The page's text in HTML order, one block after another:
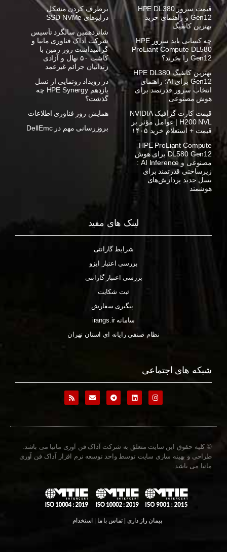
قیمت سرور HPE DL380
Gen12 و راهنمای خرید
بهترین کانفیگ
چه کسانی باید سرور HPE
ProLiant Compute DL580
Gen12 را بخرند؟
بهترین کانفیگ HPE DL380
Gen12 برای AI؛ راهنمای
انتخاب سرور قدرتمند برای
هوش مصنوعی
قیمت کارت گرافیک NVIDIA
H200 NVL | عوامل مؤثر بر
قیمت + استعلام خرید ۱۴۰۵
HPE ProLiant Compute
DL580 Gen12 برای هوش
مصنوعی و AI Inference :
زیرساختی قدرتمند برای
نسل جدید پردازش‌های
هوشمند
برطرف کردن مشکل
درایوهای SSD NVMe
شانزدهمین سالگرد تأسیس
شرکت آداک فناوری مانیا و
گرامیداشت روز زمین با
کاشت ۵۰ نهال و آزادی
زندانیان جرائم غیرعمد
در رویداد رونمایی از نسل
یازدهم HPE Synergy چه
گذشت؟
همایش روز فناوری اطلاعات
بروزرسانی مهم در DellEmc
لینک های مفید
شرایط گارانتی
بررسی اعتبار ایزو
بررسی اعتبار گارانتی
ثبت شکایت
پیگیری سفارش
سامانه irangs.ir
نظام صنفی رایانه ای استان تهران
شبکه های اجتماعی
© کلیه حقوق این سایت متعلق به شرکت آداک فن آوری مانیا می باشد.
طراحی و بهینه سازی سایت توسط واحد توسعه نرم افزار آداک فن آوری
مانیا می باشد.
پیمان راز داری | تماس با ما | استخدام